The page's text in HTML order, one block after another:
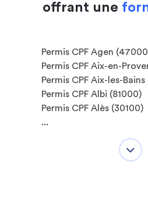
offrant une
Permis CPF Agen
Permis CPF Aix-en-
Permis CPF Aix-les-
Permis CPF Albi (81000)
Permis CPF Alès (30100)
...